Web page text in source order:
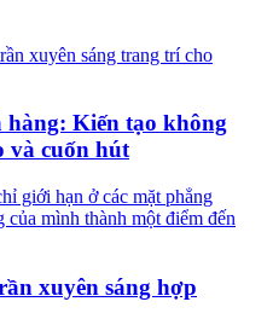
xuyên sáng trang trí cho
hàng: Kiến tạo không
và cuốn hút
của mình thành một điểm đến
xuyên sáng hợp